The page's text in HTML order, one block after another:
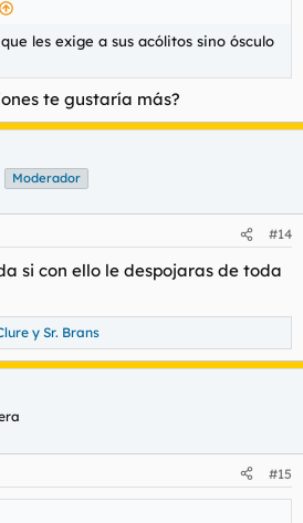
les exige a sus acólitos sino ósculo
te gustaría más?
Moderador
#14
si con ello le despojaras de toda
y Sr. Brans
#15